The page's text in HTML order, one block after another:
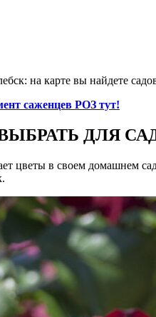
на карте вы найдете
саженцев РОЗ тут!
ДЛЯ
цветы в своем домашнем